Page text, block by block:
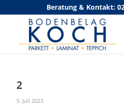
Beratung & Kontakt:
2
5. Juli 2023